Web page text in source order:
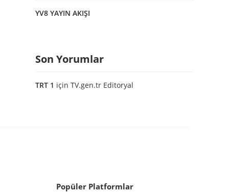
YV8 YAYIN AKIŞI
Son Yorumlar
TRT 1 için TV.gen.tr Editoryal
Popüler Platformlar